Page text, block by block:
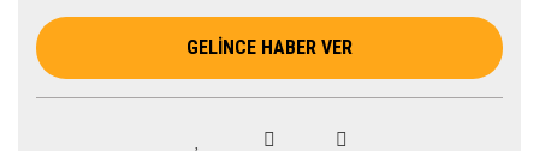
GELİNCE HABER VER